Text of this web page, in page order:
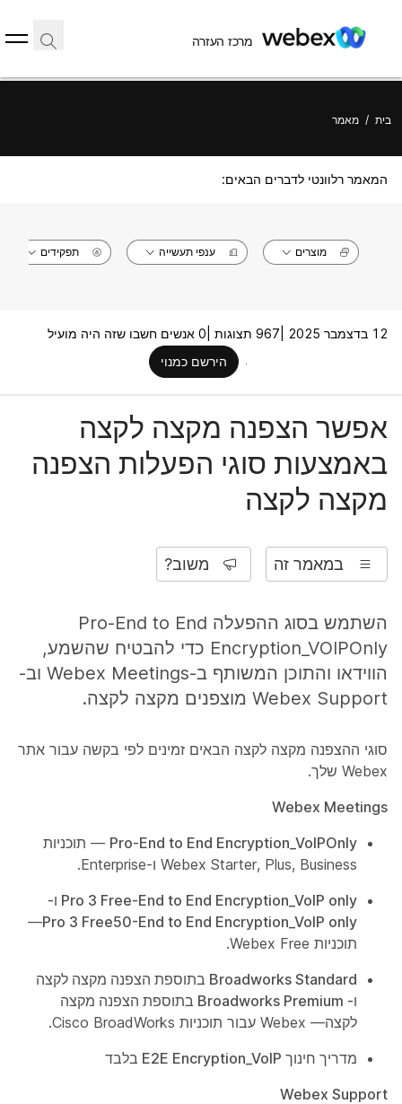
מרכז העזרה
בית / מאמר
המאמר רלוונטי לדברים הבאים:
מוצרים ענפי תעשייה תפקידים
12 בדצמבר 2025 | 967 תצוגות |
0 אנשים חשבו שזה היה מועיל
הירשם כמנוי
אפשר הצפנה מקצה לקצה
באמצעות סוגי הפעלות הצפנה
מקצה לקצה
במאמר זה משוב?
השתמש בסוג ההפעלה Pro-End to End
Encryption_VOIPOnly כדי להבטיח שהשמע,
הווידאו והתוכן המשותף ב-Webex Meetings וב-
Webex Support מוצפנים מקצה לקצה.
סוגי ההצפנה מקצה לקצה הבאים זמינים לפי בקשה עבור אתר
Webex שלך.
Webex Meetings
Pro-End to End Encryption_VoIPOnly — תוכניות
Webex Starter, Plus, Business ו-Enterprise.
Pro 3 Free-End to End Encryption_VoIP only ו-
Pro 3 Free50-End to End Encryption_VoIP only
—
תוכניות Webex Free.
Broadworks Standard בתוספת הצפנה מקצה לקצה
ו- Broadworks Premium בתוספת הצפנה מקצה
לקצה— Webex עבור תוכניות Cisco BroadWorks.
מדריך חינוך E2E Encryption_VoIP בלבד
Webex Support